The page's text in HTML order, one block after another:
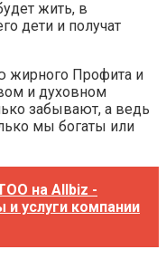
жить, в
дети и получат
жирного Профита и
и духовном
забывают, а ведь
мы богаты или
на Allbiz -
и услуги компании